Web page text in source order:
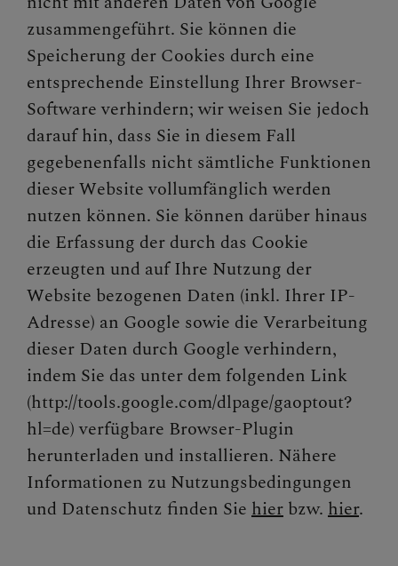
zusammengeführt. Sie können die
Speicherung der Cookies durch eine
entsprechende Einstellung Ihrer Browser-
Software verhindern; wir weisen Sie jedoch
darauf hin, dass Sie in diesem Fall
gegebenenfalls nicht sämtliche Funktionen
dieser Website vollumfänglich werden
nutzen können. Sie können darüber hinaus
die Erfassung der durch das Cookie
erzeugten und auf Ihre Nutzung der
Website bezogenen Daten (inkl. Ihrer IP-
Adresse) an Google sowie die Verarbeitung
dieser Daten durch Google verhindern,
indem Sie das unter dem folgenden Link
(http://tools.google.com/dlpage/gaoptout?
hl=de) verfügbare Browser-Plugin
herunterladen und installieren. Nähere
Informationen zu Nutzungsbedingungen
und Datenschutz finden Sie hier bzw. hier.